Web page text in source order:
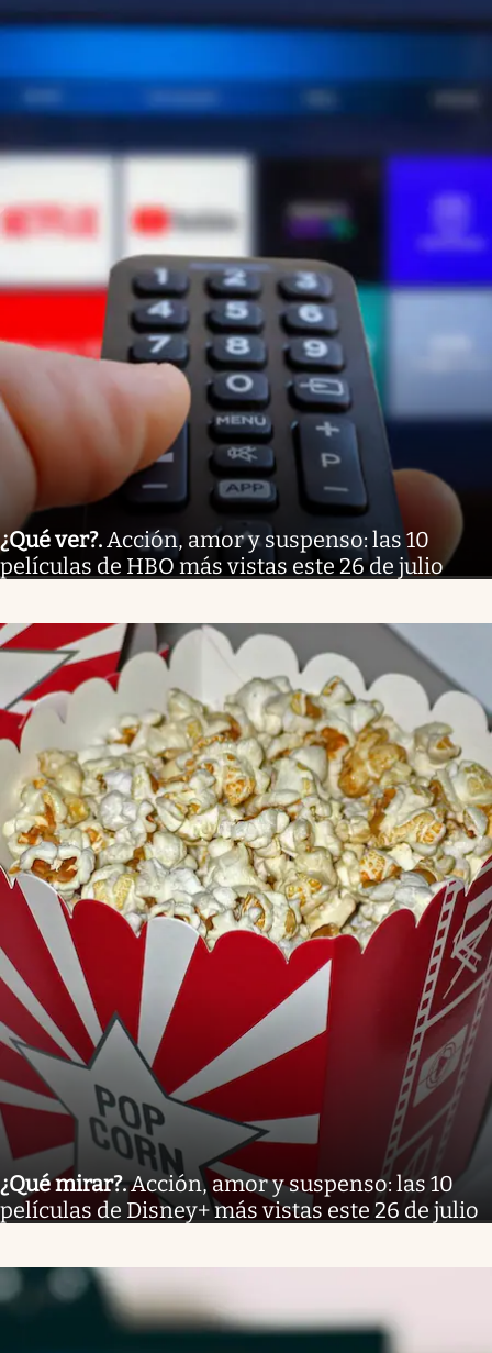
¿Qué ver?. Acción, amor y suspenso: las 10
películas de HBO más vistas este 26 de julio
¿Qué mirar?.Acción, amor y suspenso: las 10
películas de Disney+ más vistas este 26 de julio